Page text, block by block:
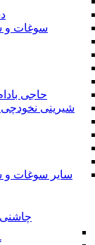
سوغات و
حاجی
شیرینی نخودچی
سایر سوغات و